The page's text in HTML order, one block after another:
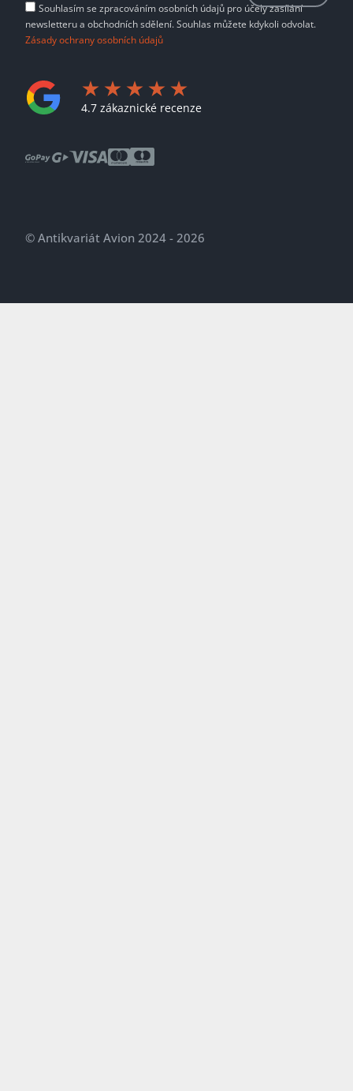
Souhlasím se zpracováním osobních údajů pro účely zasílání
newsletteru a obchodních sdělení. Souhlas můžete kdykoli odvolat.
Zásady ochrany osobních údajů
4.7 zákaznické recenze
© Antikvariát Avion 2024 - 2026